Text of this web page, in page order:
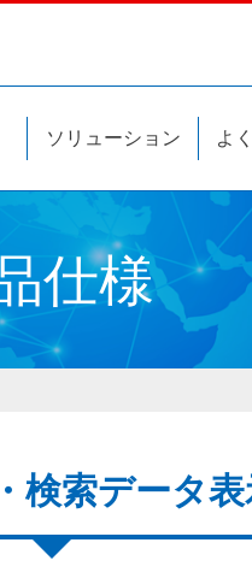
ソリューション よ
仕様
検索データ